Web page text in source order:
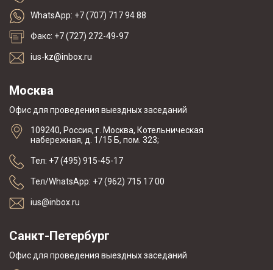
Образцы договоров с арбитражной
оговоркой
WhatsApp: +7 (707) 717 94 88
Факс: +7 (727) 272-49-97
ius-kz@inbox.ru
Москва
Офис для проведения выездных заседаний
109240, Россия, г. Москва, Котельническая
набережная, д. 1/15 Б, пом. 323;
Тел: +7 (495) 915-45-17
Тел/WhatsApp: +7 (962) 715 17 00
ius@inbox.ru
Санкт-Петербург
Офис для проведения выездных заседаний